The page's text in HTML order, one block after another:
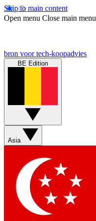
Skip to main content
Open menu Close main menu
bron voor tech-koopadvies
BE Edition
Asia